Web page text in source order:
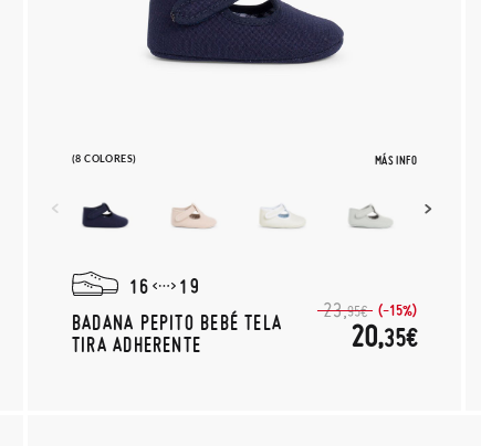
(8 COLORES) MÁS INFO
16
19
BADANA PEPITO BEBÉ TELA
TIRA ADHERENTE
23,95€ (-15%)
20,35€